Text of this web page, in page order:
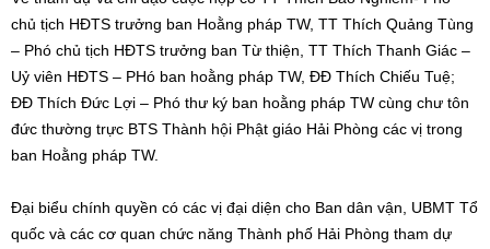
chủ tịch HĐTS trưởng ban Hoằng pháp TW, TT Thích Quảng Tùng
– Phó chủ tịch HĐTS trưởng ban Từ thiện, TT Thích Thanh Giác –
Uỷ viên HĐTS – PHó ban hoằng pháp TW, ĐĐ Thích Chiếu Tuệ;
ĐĐ Thích Đức Lợi – Phó thư ký ban hoằng pháp TW cùng chư tôn
đức thường trực BTS Thành hội Phật giáo Hải Phòng các vị trong
ban Hoằng pháp TW.
Đại biểu chính quyền có các vị đại diện cho Ban dân vận, UBMT Tổ
quốc và các cơ quan chức năng Thành phố Hải Phòng tham dự